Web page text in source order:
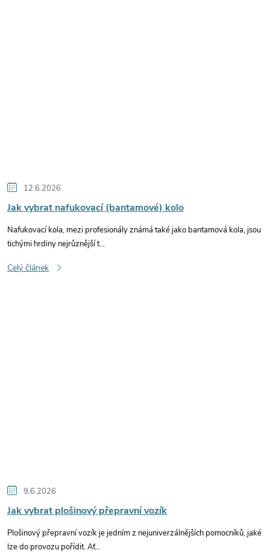
12.6.2026
Jak vybrat nafukovací (bantamové) kolo
Nafukovací kola, mezi profesionály známá také jako bantamová kola, jsou
tichými hrdiny nejrůznější t...
Celý článek
9.6.2026
Jak vybrat plošinový přepravní vozík
Plošinový přepravní vozík je jedním z nejuniverzálnějších pomocníků, jaké
lze do provozu pořídit. Ať...